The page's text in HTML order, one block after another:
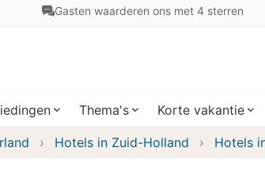
Gasten waarderen ons met 4 sterren
Thema's Korte vakantie
Hotels in Zuid-Holland Hotels